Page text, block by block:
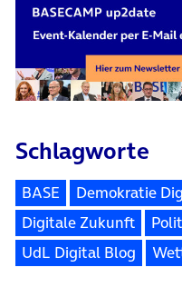
Schlagworte
BASE Demokratie
Digitale Zukunft
UdL Digital Blog